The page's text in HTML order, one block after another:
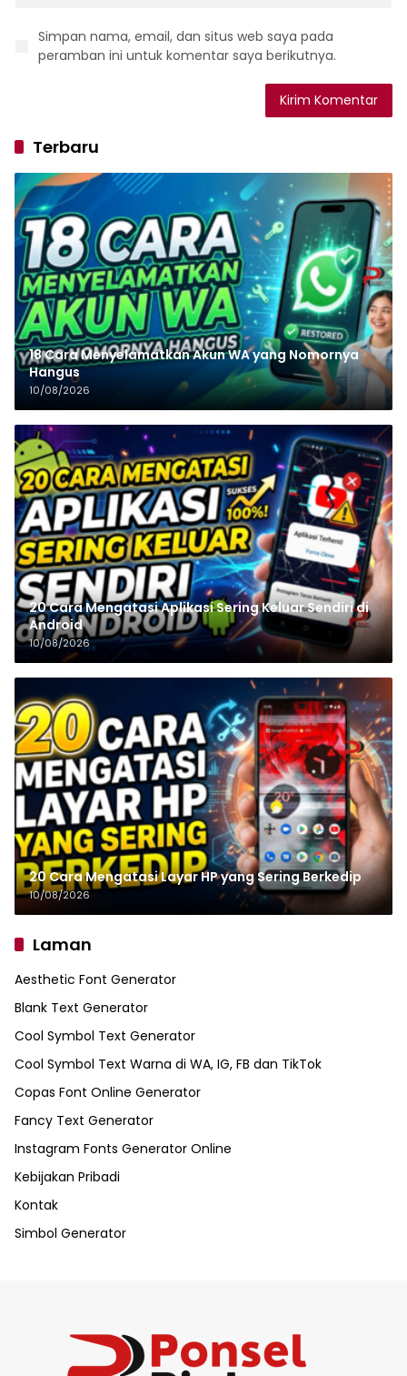
Simpan nama, email, dan situs web saya pada
peramban ini untuk komentar saya berikutnya.
Terbaru
18 Cara Menyelamatkan Akun WA yang Nomornya
Hangus
10/08/2026
20 Cara Mengatasi Aplikasi Sering Keluar Sendiri di
Android
10/08/2026
20 Cara Mengatasi Layar HP yang Sering Berkedip
10/08/2026
Laman
Aesthetic Font Generator
Blank Text Generator
Cool Symbol Text Generator
Cool Symbol Text Warna di WA, IG, FB dan TikTok
Copas Font Online Generator
Fancy Text Generator
Instagram Fonts Generator Online
Kebijakan Pribadi
Kontak
Simbol Generator